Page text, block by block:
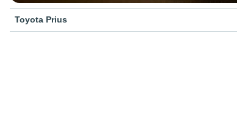
Toyota Prius